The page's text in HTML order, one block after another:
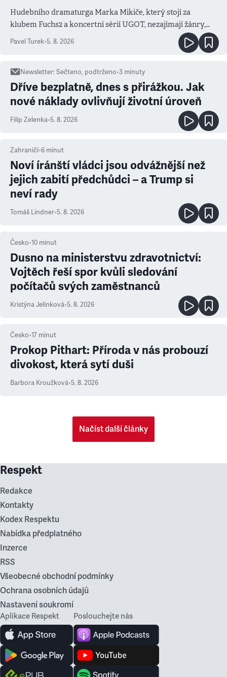
Hudebního dramaturga Marka Mikiče, který stojí za
klubem Fuchs2 a koncertní sérií UGOT, nezajímají žánry,
ale atmosféra
Pavel Turek•5. 8. 2026
Newsletter:Sečteno, podtrženo•3 minuty
Dříve bezplatně, dnes s přirážkou. Jak
nové náklady ovlivňují životní úroveň
Filip Zelenka•5. 8. 2026
Zahraničí•6 minut
Noví íránští vládci jsou odvážnější než
jejich zabití předchůdci – a Trump si
neví rady
Tomáš Lindner•5. 8. 2026
Česko•10 minut
Dusno na ministerstvu zdravotnictví:
Vojtěch řeší spor kvůli sledování
počítačů svých zaměstnanců
Kristýna Jelínková•5. 8. 2026
Česko•17 minut
Prokop Pithart: Příroda v nás probouzí
divokost, která sytí duši
Barbora Kroužková•5. 8. 2026
Načíst další články
Respekt
Redakce
Kontakty
Kodex Respektu
Nabídka předplatného
Inzerce
RSS
Všeobecné obchodní podmínky
Ochrana osobních údajů
Nastavení soukromí
Aplikace Respekt Poslouchejte nás